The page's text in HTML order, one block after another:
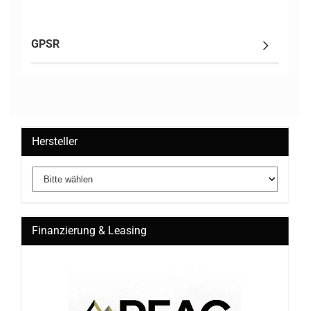
GPSR
Hersteller
Finanzierung & Leasing